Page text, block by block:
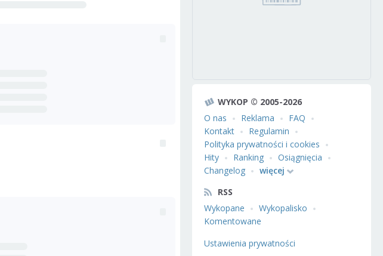
WYKOP © 2005-2026
O nas
Reklama
FAQ
Kontakt
Regulamin
Polityka prywatności i cookies
Hity
Ranking
Osiągnięcia
Changelog
więcej
RSS
Wykopane
Wykopalisko
Komentowane
Ustawienia prywatności